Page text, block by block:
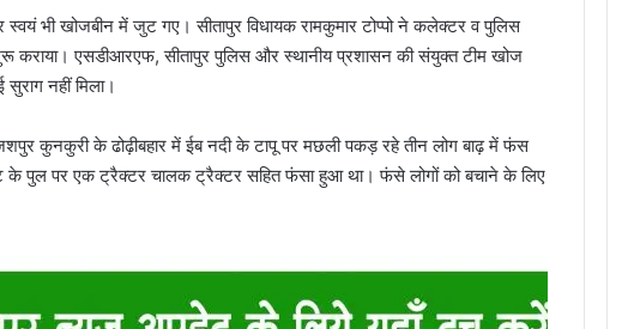
भी खोजबीन में जुट गए। सीतापुर विधायक रामकुमार टोप्पो ने कलेक्टर व पुलिस
कराया। एसडीआरएफ, सीतापुर पुलिस और स्थानीय प्रशासन की संयुक्त टीम खोज
नहीं मिला।
कुनकुरी के ढोढ़ीबहार में ईब नदी के टापू पर मछली पकड़ रहे तीन लोग बाढ़ में फंस
पुल पर एक ट्रैक्टर चालक ट्रैक्टर सहित फंसा हुआ था। फंसे लोगों को बचाने के लिए